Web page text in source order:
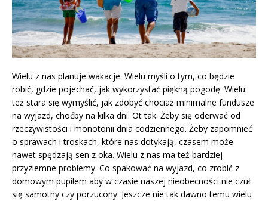
Wielu z nas planuje wakacje. Wielu myśli o tym, co będzie
robić, gdzie pojechać, jak wykorzystać piękną pogodę. Wielu
też stara się wymyślić, jak zdobyć chociaż minimalne fundusze
na wyjazd, choćby na kilka dni. Ot tak. Żeby się oderwać od
rzeczywistości i monotonii dnia codziennego. Żeby zapomnieć
o sprawach i troskach, które nas dotykają, czasem może
nawet spędzają sen z oka. Wielu z nas ma też bardziej
przyziemne problemy. Co spakować na wyjazd, co zrobić z
domowym pupilem aby w czasie naszej nieobecności nie czuł
się samotny czy porzucony. Jeszcze nie tak dawno temu wielu